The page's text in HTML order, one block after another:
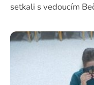
setkali s vedoucím